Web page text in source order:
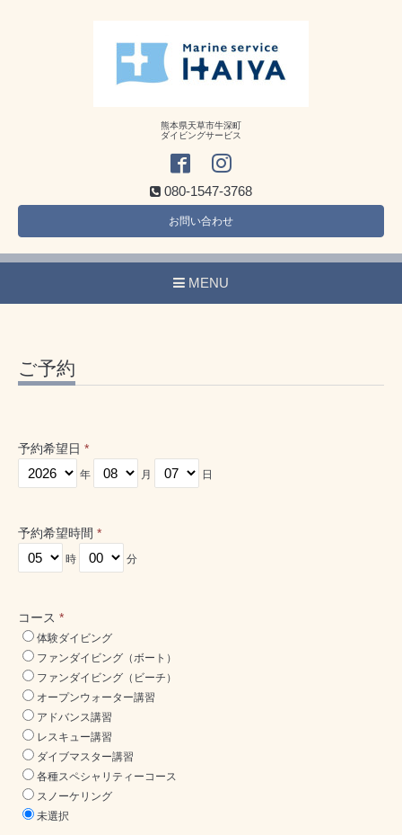
熊本県天草市牛深町
ダイビングサービス
080-1547-3768
お問い合わせ
MENU
ご予約
予約希望日 *
年 月 日
予約希望時間 *
時 分
コース *
体験ダイビング
ファンダイビング（ボート）
ファンダイビング（ビーチ）
オープンウォーター講習
アドバンス講習
レスキュー講習
ダイブマスター講習
各種スペシャリティーコース
スノーケリング
未選択